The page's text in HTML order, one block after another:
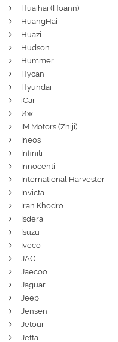
Huaihai (Hoann)
HuangHai
Huazi
Hudson
Hummer
Hycan
Hyundai
iCar
Иж
IM Motors (Zhiji)
Ineos
Infiniti
Innocenti
International Harvester
Invicta
Iran Khodro
Isdera
Isuzu
Iveco
JAC
Jaecoo
Jaguar
Jeep
Jensen
Jetour
Jetta